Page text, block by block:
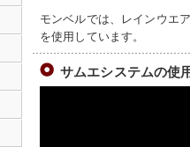
モンベルでは、レインウエ
を使用しています。
サムエシステムの使